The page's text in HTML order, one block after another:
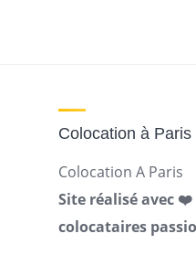
Colocation à Paris
Colocation A Paris
Site réalisé avec
colocataires